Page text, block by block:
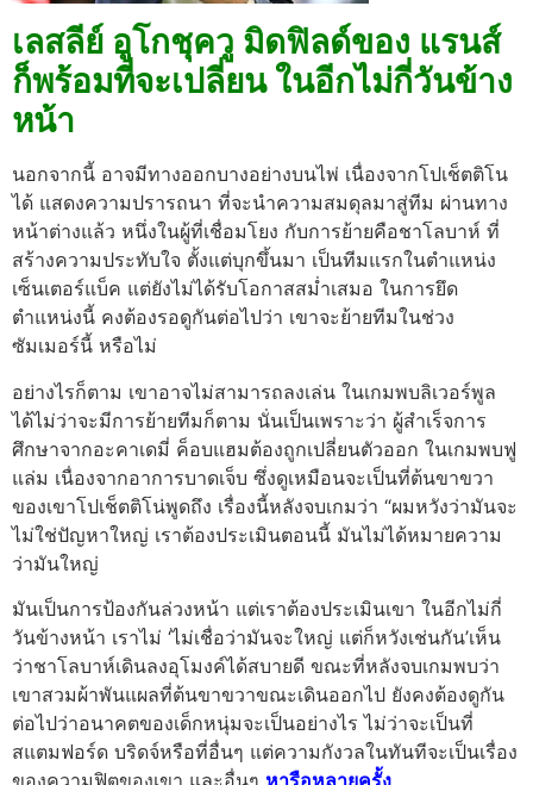
เลสลีย์ อูโกชุควู มิดฟิลด์ของ แรนส์
ก็พร้อมที่จะเปลี่ยน ในอีกไม่กี่วันข้าง
หน้า
นอกจากนี้ อาจมีทางออกบางอย่างบนไพ่ เนื่องจากโปเช็ตติโน
ได้ แสดงความปรารถนา ที่จะนำความสมดุลมาสู่ทีม ผ่านทาง
หน้าต่างแล้ว หนึ่งในผู้ที่เชื่อมโยง กับการย้ายคือชาโลบาห์ ที่
สร้างความประทับใจ ตั้งแต่บุกขึ้นมา เป็นทีมแรกในตำแหน่ง
เซ็นเตอร์แบ็ค แต่ยังไม่ได้รับโอกาสสม่ำเสมอ ในการยึด
ตำแหน่งนี้ คงต้องรอดูกันต่อไปว่า เขาจะย้ายทีมในช่วง
ซัมเมอร์นี้ หรือไม่
อย่างไรก็ตาม เขาอาจไม่สามารถลงเล่น ในเกมพบลิเวอร์พูล
ได้ไม่ว่าจะมีการย้ายทีมก็ตาม นั่นเป็นเพราะว่า ผู้สำเร็จการ
ศึกษาจากอะคาเดมี่ ค็อบแฮมต้องถูกเปลี่ยนตัวออก ในเกมพบฟู
แล่ม เนื่องจากอาการบาดเจ็บ ซึ่งดูเหมือนจะเป็นที่ต้นขาขวา
ของเขาโปเช็ตติโน่พูดถึง เรื่องนี้หลังจบเกมว่า “ผมหวังว่ามันจะ
ไม่ใช่ปัญหาใหญ่ เราต้องประเมินตอนนี้ มันไม่ได้หมายความ
ว่ามันใหญ่
มันเป็นการป้องกันล่วงหน้า แต่เราต้องประเมินเขา ในอีกไม่กี่
วันข้างหน้า เราไม่ ‘ไม่เชื่อว่ามันจะใหญ่ แต่ก็หวังเช่นกัน’เห็น
ว่าชาโลบาห์เดินลงอุโมงค์ได้สบายดี ขณะที่หลังจบเกมพบว่า
เขาสวมผ้าพันแผลที่ต้นขาขวาขณะเดินออกไป ยังคงต้องดูกัน
ต่อไปว่าอนาคตของเด็กหนุ่มจะเป็นอย่างไร ไม่ว่าจะเป็นที่
สแตมฟอร์ด บริดจ์หรือที่อื่นๆ แต่ความกังวลในทันทีจะเป็นเรื่อง
ของความฟิตของเขา และอื่นๆ หารือหลายครั้ง